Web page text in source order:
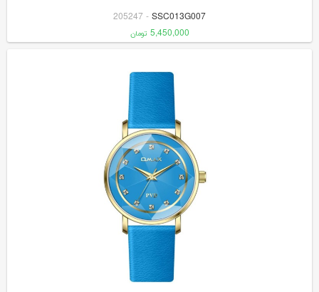
SSC013G007
-
205247
5,450,000 تومان